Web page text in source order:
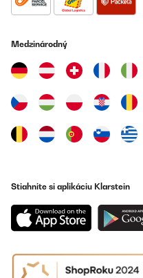
Medzinárodný
Stiahnite si aplikáciu Klarstein